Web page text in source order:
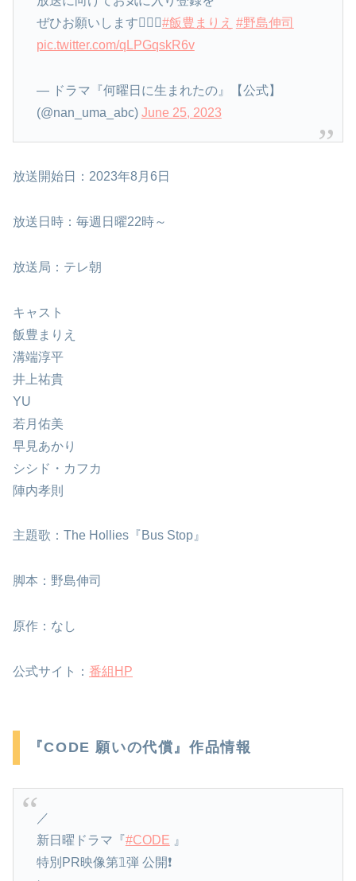
ぜひお願いします👆🏻💓#飯豊まりえ #野島伸司
pic.twitter.com/qLPGqskR6v
— ドラマ『何曜日に生まれたの』【公式】
(@nan_uma_abc) June 25, 2023
放送開始日：2023年8月6日
放送日時：毎週日曜22時～
放送局：テレ朝
キャスト
飯豊まりえ
溝端淳平
井上祐貴
YU
若月佑美
早見あかり
シシド・カフカ
陣内孝則
主題歌：The Hollies『Bus Stop』
脚本：野島伸司
原作：なし
公式サイト： 番組HP
『CODE 願いの代償』作品情報
／
新日曜ドラマ『#CODE 』
特別PR映像第𝟙弾 公開❗